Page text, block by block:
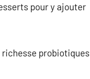
pour y ajouter
richesse probiotiques